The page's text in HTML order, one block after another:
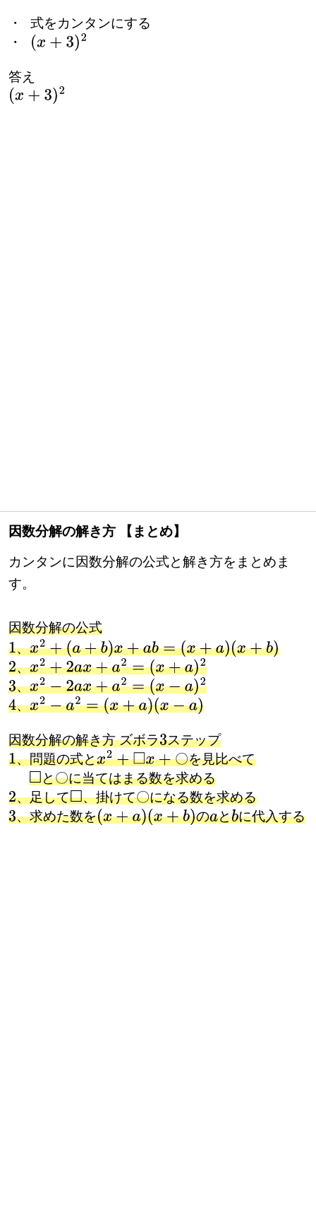
・ 式をカンタンにする
・
x 3)2
答え
(x+ 3)2
因数分解の解き方 【まとめ】
カンタンに因数分解の公式と解き方をまとめま
す。
因数分解の公式
、
x2+(a+b)x+ab=(x+a)(x+b)
、
x2+2ax+a2=(x+a)2
、
x2−2ax+a2=(x−a)2
、
x2−a2=(x+a)(x−a)
因数分解の解き方 ズボラ3ステップ
、問題の式と
〇
x2+□x+〇
を見比べて
と〇
〇
に当てはまる数を求める
、足して
□ 、掛けて〇
〇
になる数を求める
、求めた数を
(x+a)(x+b) の
a と
b に代入する